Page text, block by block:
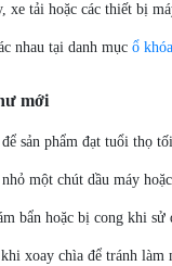
xe tải hoặc các thiết bị
nhau tại danh mục ổ
mới
sản phẩm đạt tuổi thọ
một chút dầu máy
bẩn hoặc bị cong khi sử
xoay chìa để tránh làm